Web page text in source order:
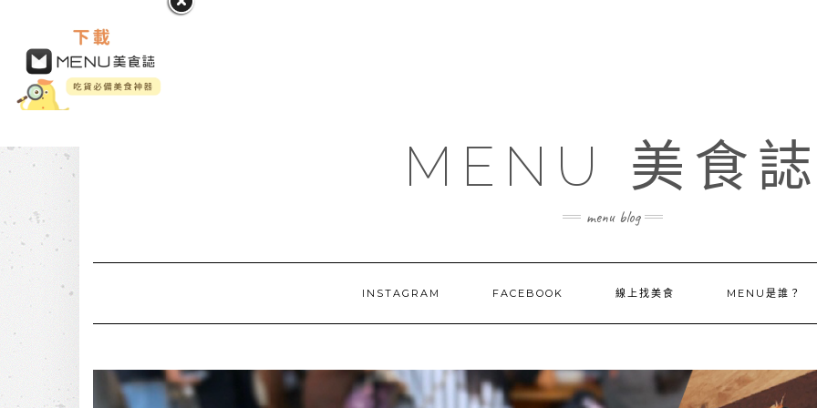
MENU 美食
menu blog
INSTAGRAM FACEBOOK 線上找美食 MENU是誰？